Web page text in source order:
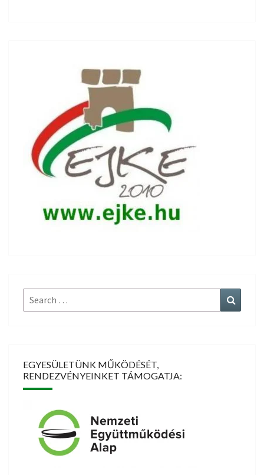
Search
for:
EGYESÜLETÜNK MŰKÖDÉSÉT,
RENDEZVÉNYEINKET TÁMOGATJA: